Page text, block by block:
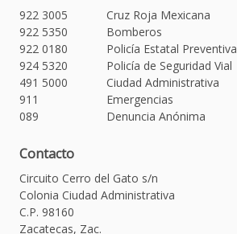
922 3005
Cruz Roja Mexicana
922 5350
Bomberos
922 0180
Policía Estatal Preventiva
924 5320
Policía de Seguridad Vial
491 5000
Ciudad Administrativa
911
Emergencias
089
Denuncia Anónima
Contacto
Circuito Cerro del Gato s/n
Colonia Ciudad Administrativa
C.P. 98160
Zacatecas, Zac.